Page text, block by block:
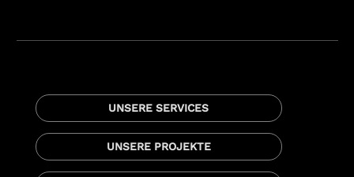
UNSERE SERVICES
UNSERE PROJEKTE